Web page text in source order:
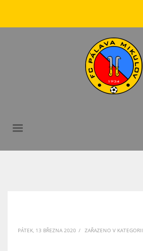
PÁTEK, 13 BŘEZNA 2020 / ZAŘAZENO V KATEGORII